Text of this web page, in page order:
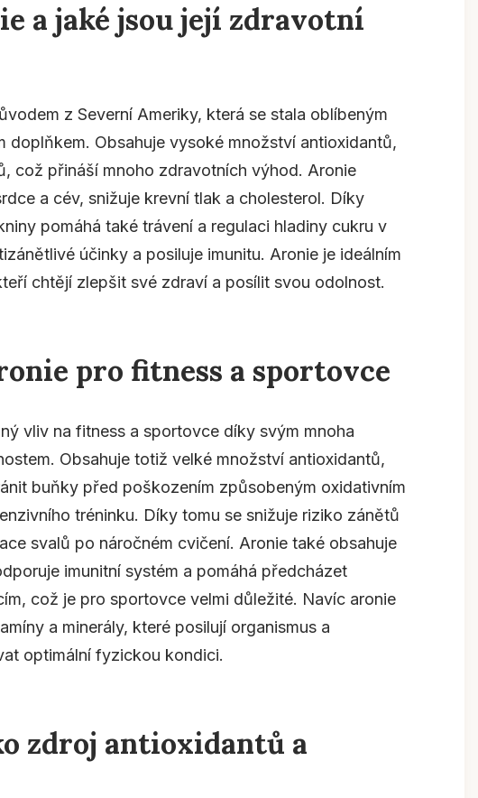
a jaké jsou její zdravotní
z Severní Ameriky, která se stala oblíbeným
doplňkem. Obsahuje vysoké množství antioxidantů,
což přináší mnoho zdravotních výhod. Aronie
a cév, snižuje krevní tlak a cholesterol. Díky
pomáhá také trávení a regulaci hladiny cukru v
účinky a posiluje imunitu. Aronie je ideálním
chtějí zlepšit své zdraví a posílit svou odolnost.
pro fitness a sportovce
vliv na fitness a sportovce díky svým mnoha
Obsahuje totiž velké množství antioxidantů,
buňky před poškozením způsobeným oxidativním
tréninku. Díky tomu se snižuje riziko zánětů
svalů po náročném cvičení. Aronie také obsahuje
imunitní systém a pomáhá předcházet
což je pro sportovce velmi důležité. Navíc aronie
a minerály, které posilují organismus a
optimální fyzickou kondici.
zdroj antioxidantů a